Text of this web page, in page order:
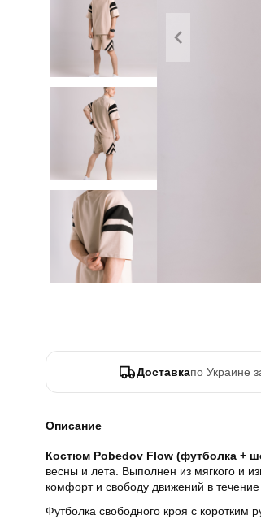
Доставкапо Украине
Описание
Костюм Pobedov Flow (футболка +
весны и лета. Выполнен из мягкого и
комфорт и свободу движений в течение
Футболка свободного кроя с коротким